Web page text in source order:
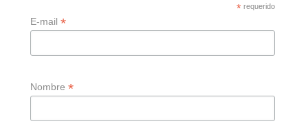
* requerido
E-mail*
Nombre*